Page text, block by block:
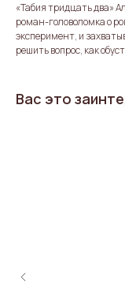
«Табия тридцать два»
роман-головоломка о
эксперимент, и
решить вопрос, как
Вас это